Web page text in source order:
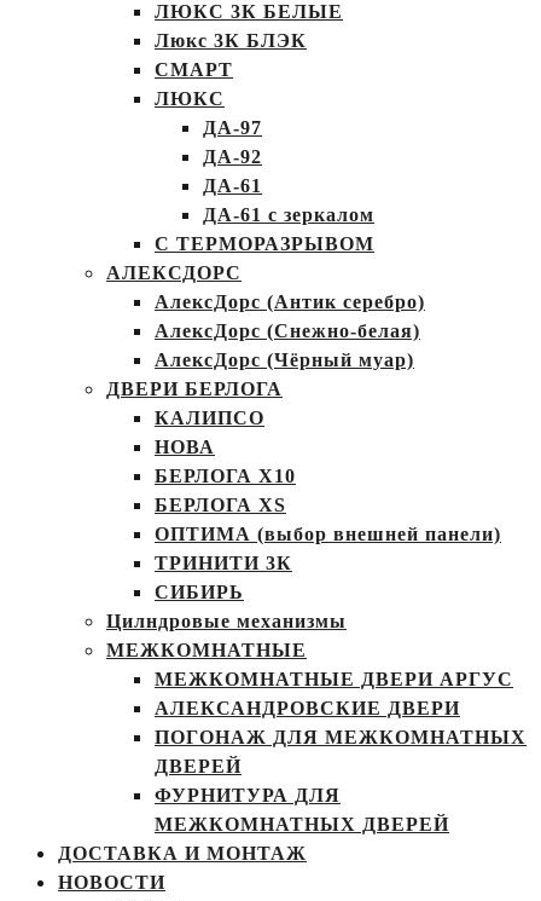
ЛЮКС 3К БЕЛЫЕ
Люкс 3К БЛЭК
СМАРТ
ЛЮКС
ДА-97
ДА-92
ДА-61
ДА-61 с зеркалом
С ТЕРМОРАЗРЫВОМ
АЛЕКСДОРС
АлексДорс (Антик серебро)
АлексДорс (Снежно-белая)
АлексДорс (Чёрный муар)
ДВЕРИ БЕРЛОГА
КАЛИПСО
НОВА
БЕРЛОГА Х10
БЕРЛОГА XS
ОПТИМА (выбор внешней панели)
ТРИНИТИ 3К
СИБИРЬ
Цилндровые механизмы
МЕЖКОМНАТНЫЕ
МЕЖКОМНАТНЫЕ ДВЕРИ АРГУС
АЛЕКСАНДРОВСКИЕ ДВЕРИ
ПОГОНАЖ ДЛЯ МЕЖКОМНАТНЫХ
ДВЕРЕЙ
ФУРНИТУРА ДЛЯ
МЕЖКОМНАТНЫХ ДВЕРЕЙ
ДОСТАВКА И МОНТАЖ
НОВОСТИ